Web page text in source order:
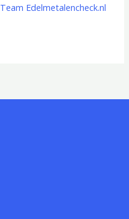
Team Edelmetalencheck.nl